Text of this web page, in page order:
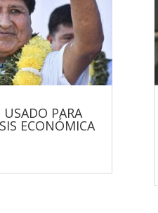
USADO PARA
ECONÓMICA